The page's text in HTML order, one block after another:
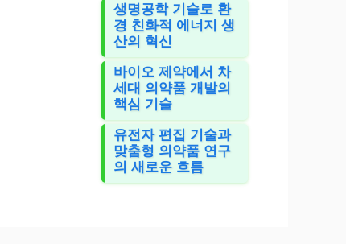
생명공학 기술로 환
경 친화적 에너지 생
산의 혁신
바이오 제약에서 차
세대 의약품 개발의
핵심 기술
유전자 편집 기술과
맞춤형 의약품 연구
의 새로운 흐름